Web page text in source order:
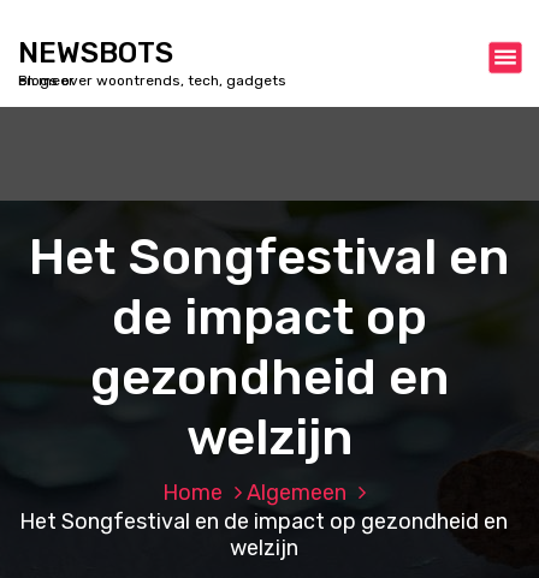
o
NEWSBOTS
Blogs over woontrends, tech, gadgets en meer
Het Songfestival en
de impact op
gezondheid en
welzijn
Home
Algemeen
Het Songfestival en de impact op gezondheid en
welzijn